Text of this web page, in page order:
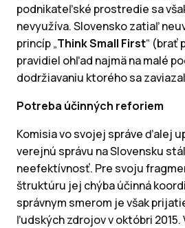
podnikateľské prostredie sa
nevyužíva. Slovensko zatiaľ
princíp „Think Small First“ (brať
pravidiel ohľad najmä na malé
dodržiavaniu ktorého sa
Potreba účinných reforiem
Komisia vo svojej správe ďalej
verejnú správu na Slovensku
neefektívnosť. Pre svoju
štruktúru jej chýba účinná
správnym smerom je však
ľudských zdrojov v októbri 2015.